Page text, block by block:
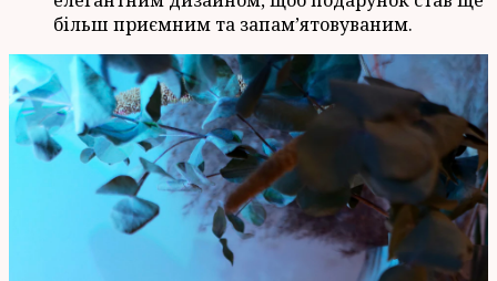
більш приємним та запам’ятовуваним.